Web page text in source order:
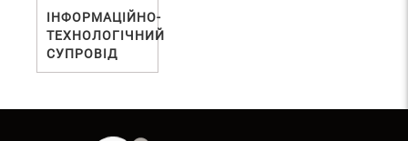
ІНФОРМАЦІЙНО-
ТЕХНОЛОГІЧНИЙ
СУПРОВІД